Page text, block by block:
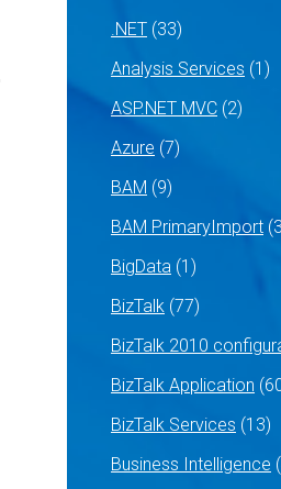
.NET (33)
Analysis Services (1)
ASP.NET MVC (2)
Azure (7)
BAM (9)
BAM PrimaryImport
BigData (1)
BizTalk (77)
BizTalk 2010
BizTalk Application
BizTalk Services (13)
Business Intelligence